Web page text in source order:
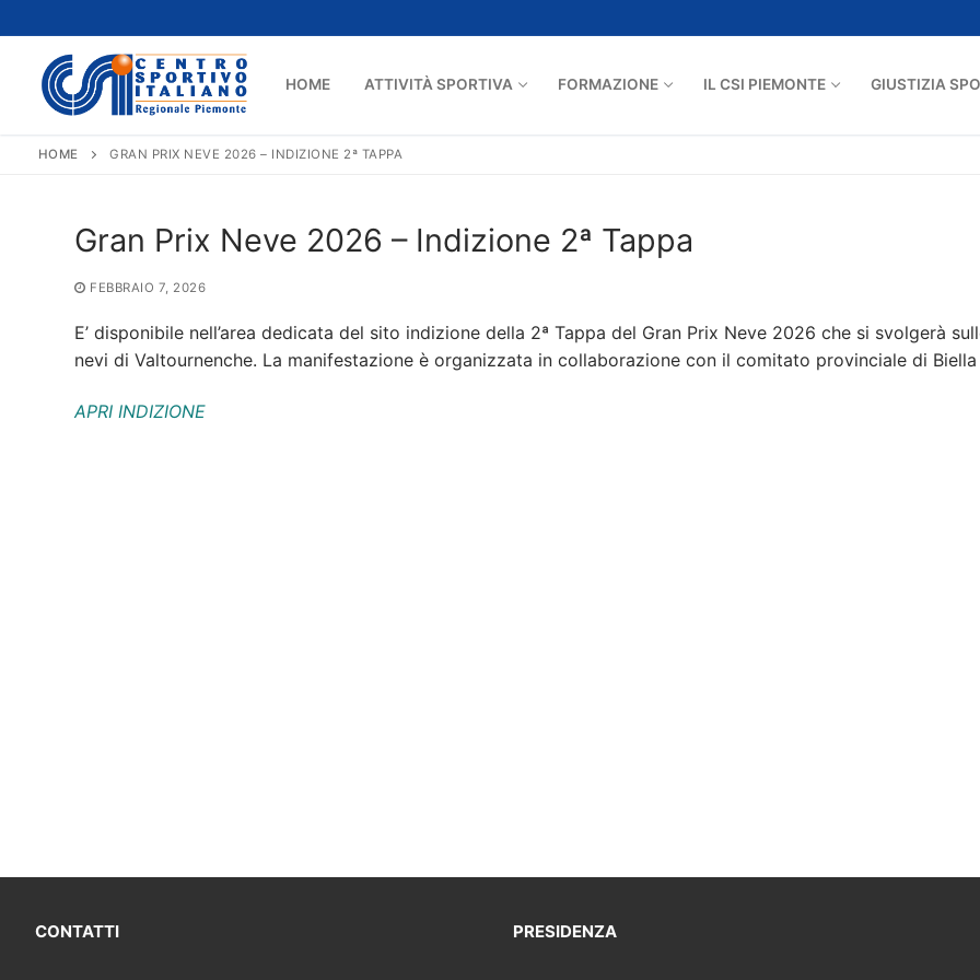
al
contenuto
HOME ATTIVITÀ SPORTIVA FORMAZIONE IL CSI PIEMONTE GIUSTIZIA
HOME GRAN PRIX NEVE 2026 – INDIZIONE 2ª TAPPA
Gran Prix Neve 2026 – Indizione 2ª Tappa
FEBBRAIO 7, 2026
E’ disponibile nell’area dedicata del sito indizione della 2ª Tappa del Gran Prix Neve 2026 che si svolgerà
nevi di Valtournenche. La manifestazione è organizzata in collaborazione con il comitato provinciale di Biella
APRI INDIZIONE
CONTATTI PRESIDENZA